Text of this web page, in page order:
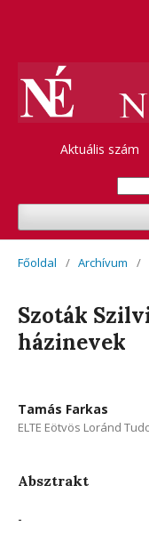
Aktuális szám
Főoldal / Archívum /
Szoták
házinevek
Tamás Farkas
ELTE Eötvös Loránd
Absztrakt
-